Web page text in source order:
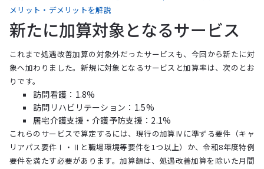
メリット・デメリットを解説
新たに加算対象となるサービス
これまで処遇改善加算の対象外だったサービスも、今回から新たに対
象へ加わりました。新規に対象となるサービスと加算率は、次のとお
りです。
訪問看護：1.8%
訪問リハビリテーション：1.5%
居宅介護支援・介護予防支援：2.1%
これらのサービスで算定するには、現行の加算Ⅳに準ずる要件（キャ
リアパス要件Ⅰ・Ⅱと職場環境等要件を1つ以上）か、令和8年度特例
要件を満たす必要があります。加算額は、処遇改善加算を除いた月間